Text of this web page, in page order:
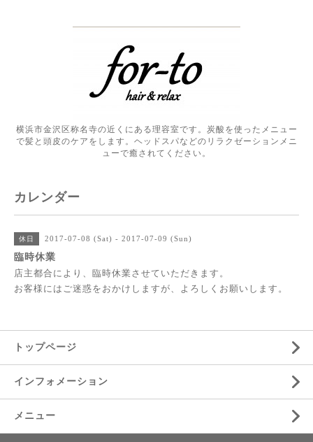
横浜市金沢区称名寺の近くにある理容室です。炭酸を使ったメニュー
で髪と頭皮のケアをします。ヘッドスパなどのリラクゼーションメニ
ューで癒されてください。
カレンダー
休日 2017-07-08 (Sat) - 2017-07-09 (Sun)
臨時休業
店主都合により、臨時休業させていただきます。
お客様にはご迷惑をおかけしますが、よろしくお願いします。
トップページ
インフォメーション
メニュー